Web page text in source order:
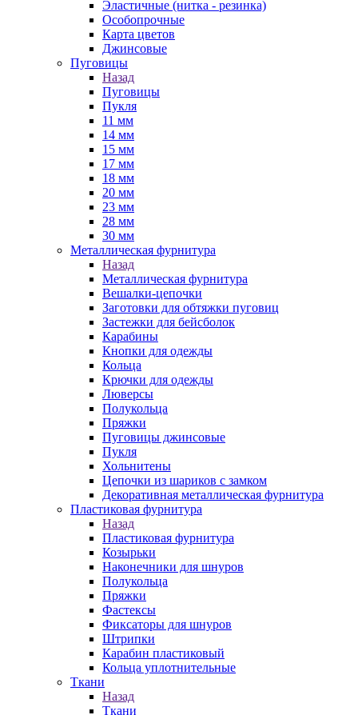
Эластичные (нитка - резинка)
Особопрочные
Карта цветов
Джинсовые
Пуговицы
Назад
Пуговицы
Пукля
11 мм
14 мм
15 мм
17 мм
18 мм
20 мм
23 мм
28 мм
30 мм
Металлическая фурнитура
Назад
Металлическая фурнитура
Вешалки-цепочки
Заготовки для обтяжки пуговиц
Застежки для бейсболок
Карабины
Кнопки для одежды
Кольца
Крючки для одежды
Люверсы
Полукольца
Пряжки
Пуговицы джинсовые
Пукля
Хольнитены
Цепочки из шариков с замком
Декоративная металлическая фурнитура
Пластиковая фурнитура
Назад
Пластиковая фурнитура
Козырьки
Наконечники для шнуров
Полукольца
Пряжки
Фастексы
Фиксаторы для шнуров
Штрипки
Карабин пластиковый
Кольца уплотнительные
Ткани
Назад
Ткани